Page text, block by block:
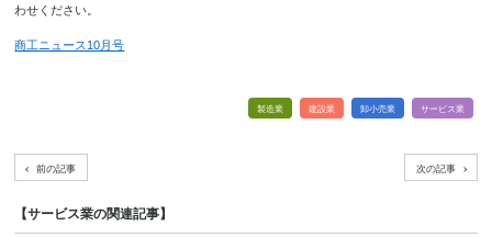
わせください。
商工ニュース10月号
製造業 建設業 卸小売業 サービス業
前の記事 次の記事
【サービス業の関連記事】